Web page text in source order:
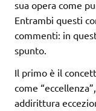
sua opera come
Entrambi questi
commenti: in
spunto.
Il primo è il
come
addirittura